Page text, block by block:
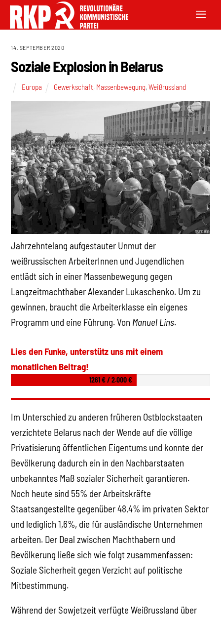
14. SEPTEMBER 2020
Soziale Explosion in Belarus
Europa Gewerkschaft, Massenbewegung,Weißrussland
Jahrzehntelang aufgestauter Unmut der
weißrussischen ArbeiterInnen und Jugendlichen
entlädt sich in einer Massenbewegung gegen
Langzeitmachthaber Alexander Lukaschenko. Um zu
gewinnen, braucht die Arbeiterklasse ein eigenes
Programm und eine Führung. Von Manuel Lins.
Lies den Funke, unterstütz uns mit einem
monatlichen Beitrag!
1261 € / 2.000 €
Im Unterschied zu anderen früheren Ostblockstaaten
verzichtete Belarus nach der Wende auf die völlige
Privatisierung öffentlichen Eigentums und konnte der
Bevölkerung dadurch ein in den Nachbarstaaten
unbekanntes Maß sozialer Sicherheit garantieren.
Noch heute sind 55% der Arbeitskräfte
Staatsangestellte gegenüber 48,4% im privaten Sektor
und lediglich 1,6%, die für ausländische Unternehmen
arbeiten. Der Deal zwischen Machthabern und
Bevölkerung ließe sich wie folgt zusammenfassen:
Soziale Sicherheit gegen Verzicht auf politische
Mitbestimmung.
Während der Sowjetzeit verfügte Weißrussland über